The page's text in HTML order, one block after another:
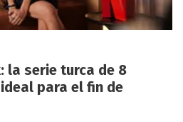
la serie turca de 8
para el fin de